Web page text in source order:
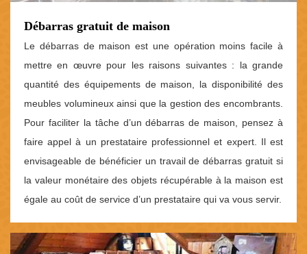
Débarras gratuit de maison
Le débarras de maison est une opération moins facile à
mettre en œuvre pour les raisons suivantes : la grande
quantité des équipements de maison, la disponibilité des
meubles volumineux ainsi que la gestion des encombrants.
Pour faciliter la tâche d’un débarras de maison, pensez à
faire appel à un prestataire professionnel et expert. Il est
envisageable de bénéficier un travail de débarras gratuit si
la valeur monétaire des objets récupérable à la maison est
égale au coût de service d’un prestataire qui va vous servir.